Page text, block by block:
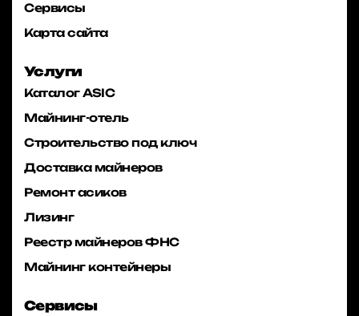
Сервисы
Карта сайта
Услуги
Каталог ASIC
Майнинг-отель
Строительство под ключ
Доставка майнеров
Ремонт асиков
Лизинг
Реестр майнеров ФНС
Майнинг контейнеры
Сервисы